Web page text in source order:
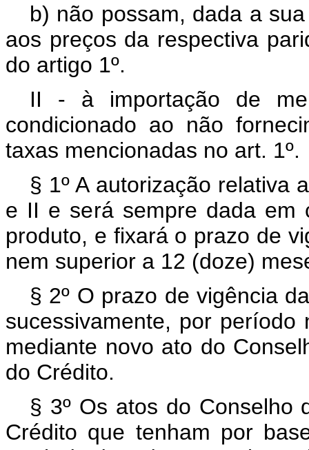
b) não possam, dada a
aos preços da respectiva
do artigo 1º.
II - à importação de
condicionado ao não
taxas mencionadas no art. 1º.
§ 1º A autorização relativa
e II e será sempre dada em
produto, e fixará o prazo de
nem superior a 12 (doze)
§ 2º O prazo de vigência
sucessivamente, por
mediante novo ato do
do Crédito.
§ 3º Os atos do Conselho
Crédito que tenham por